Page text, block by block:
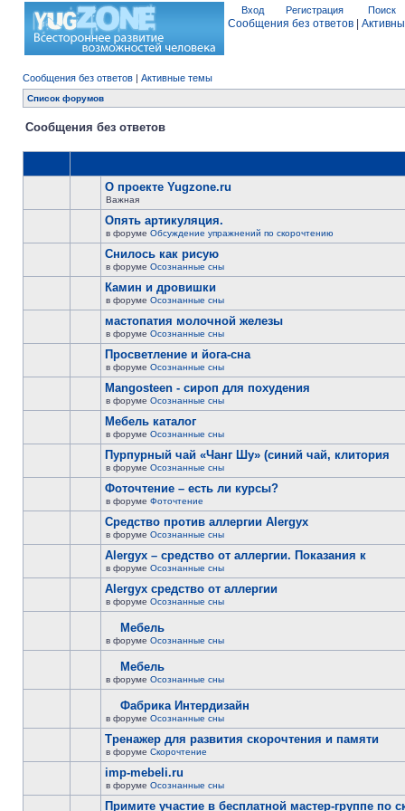
Вход Регистрация Поиск
Сообщения без ответов
Сообщения без ответов | Активные темы
Список форумов
Сообщения без ответов
О проекте Yugzone.ru
Важная
Опять артикуляция.
в форуме Обсуждение упражнений по скорочтению
Снилось как рисую
в форуме Осознанные сны
Камин и дровишки
в форуме Осознанные сны
мастопатия молочной железы
в форуме Осознанные сны
Просветление и йога-сна
в форуме Осознанные сны
Mangosteen - сироп для похудения
в форуме Осознанные сны
Мебель каталог
в форуме Осознанные сны
Пурпурный чай «Чанг Шу» (синий чай, клитория
в форуме Осознанные сны
Фоточтение – есть ли курсы?
в форуме Фоточтение
Cредство против аллергии Alergyx
в форуме Осознанные сны
Alergyx – средство от аллергии. Показания к
в форуме Осознанные сны
Alergyx средство от аллергии
в форуме Осознанные сны
Мебель
в форуме Осознанные сны
Мебель
в форуме Осознанные сны
Фабрика Интердизайн
в форуме Осознанные сны
Тренажер для развития скорочтения и памяти
в форуме Скорочтение
imp-mebeli.ru
в форуме Осознанные сны
Примите участие в бесплатной мастер-группе по